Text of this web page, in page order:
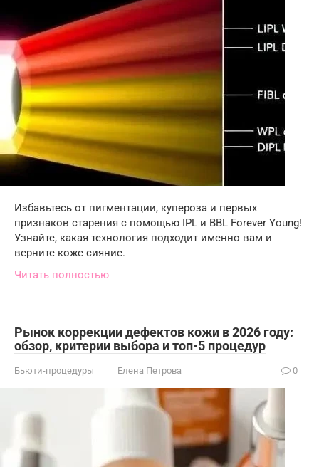
Избавьтесь от пигментации, купероза и первых
признаков старения с помощью IPL и BBL Forever Young!
Узнайте, какая технология подходит именно вам и
верните коже сияние.
Читать полностью
Рынок коррекции дефектов кожи в 2026 году:
обзор, критерии выбора и топ-5 процедур
Бьюти-процедуры Елена Петрова 0